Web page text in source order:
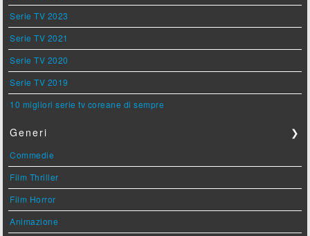
Serie TV 2023
Serie TV 2021
Serie TV 2020
Serie TV 2019
10 migliori serie tv coreane di sempre
Generi ❯
Commedie
Film Thriller
Film Horror
Animazione